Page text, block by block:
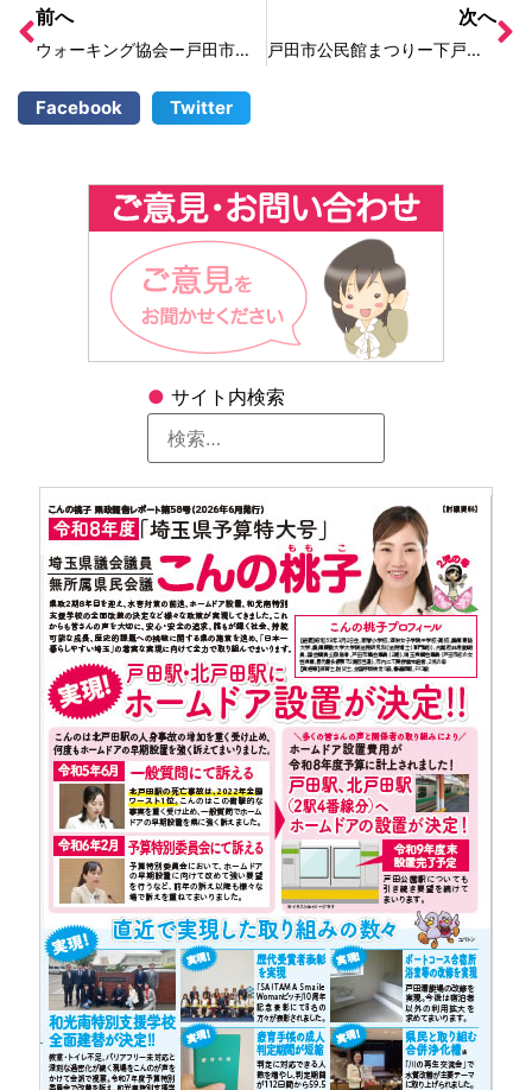
● サイト内検索
前へ
ウォーキング協会ー戸田市まちウォーク2023
次へ
戸田市公民館まつりー下戸田公民館・東部福祉センター
Facebook Twitter